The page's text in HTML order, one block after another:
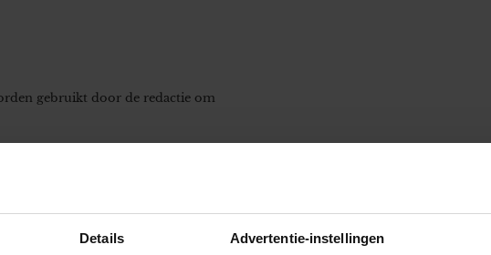
Details Advertentie-instellingen
gebruikt door de redactie om